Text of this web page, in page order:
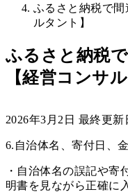
ふるさと納税で
ルタント】
ふるさと納税
【経営コンサ
2026年3月2日 最終更新
6.自治体名、寄付日、
・自治体名の誤記や寄
明書を見ながら正確に